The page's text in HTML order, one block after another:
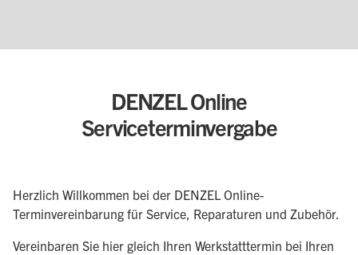
DENZEL Online
Serviceterminvergabe
Herzlich Willkommen bei der DENZEL Online-
Terminvereinbarung für Service, Reparaturen und Zubehör.
Vereinbaren Sie hier gleich Ihren Werkstatttermin bei Ihren